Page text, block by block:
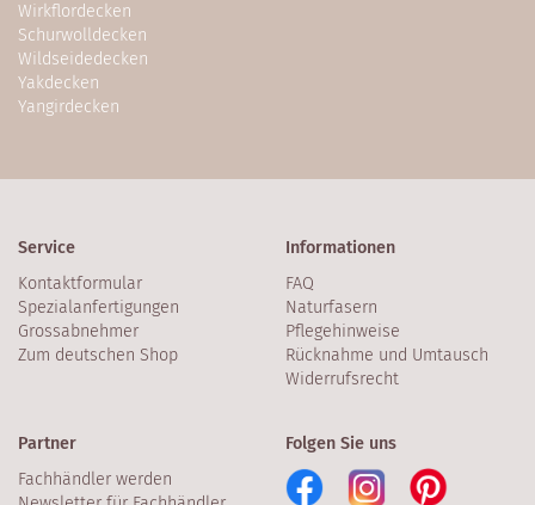
Wirkflordecken
Schurwolldecken
Wildseidedecken
Yakdecken
Yangirdecken
Service
Kontaktformular
Spezialanfertigungen
Grossabnehmer
Zum deutschen Shop
Informationen
FAQ
Naturfasern
Pflegehinweise
Rücknahme und Umtausch
Widerrufsrecht
Partner
Fachhändler werden
Folgen Sie uns